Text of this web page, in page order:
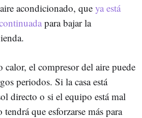
acondicionado, que ya está
para bajar la
calor, el compresor del aire puede
periodos. Si la casa está
directo o si el equipo está mal
que esforzarse más para